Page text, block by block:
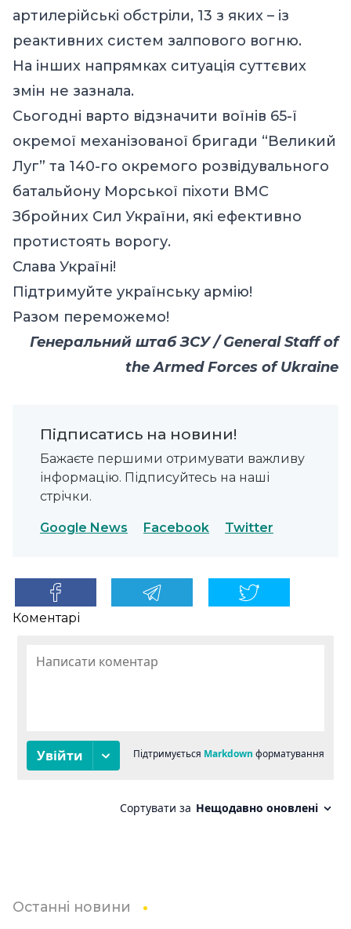
артилерійські обстріли, 13 з яких – із
реактивних систем залпового вогню.
На інших напрямках ситуація суттєвих
змін не зазнала.
Сьогодні варто відзначити воїнів 65-ї
окремої механізованої бригади “Великий
Луг” та 140-го окремого розвідувального
батальйону Морської піхоти ВМС
Збройних Сил України, які ефективно
протистоять ворогу.
Слава Україні!
Підтримуйте українську армію!
Разом переможемо!
Генеральний штаб ЗСУ / General Staff of
the Armed Forces of Ukraine
Підписатись на новини!
Бажаєте першими отримувати важливу
інформацію. Підписуйтесь на наші
стрічки.
Google News Facebook Twitter
Коментарі
Останні новини